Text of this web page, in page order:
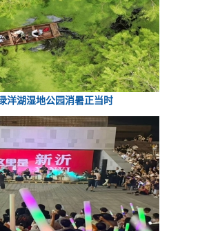
洋湖湿地公园消暑正当时